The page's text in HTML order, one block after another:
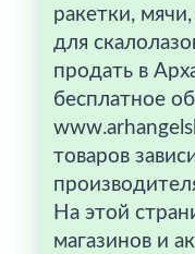
ракетки,
для
продать в
бесплатное
товаров
На этой
магазинов и